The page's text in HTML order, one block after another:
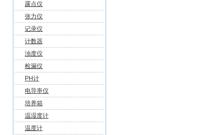
露点仪
张力仪
记录仪
计数器
浊度仪
检漏仪
PH计
电导率仪
培养箱
温湿度计
温度计